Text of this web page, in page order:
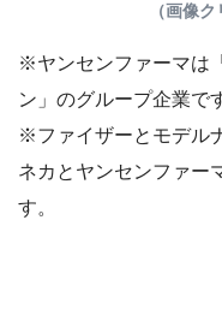
（画像
※ヤンセンファーマは
ン」のグループ企業で
※ファイザーとモデル
ネカとヤンセンファー
す。